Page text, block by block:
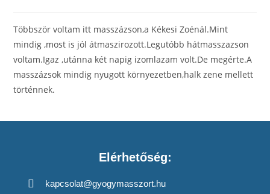
Többször voltam itt masszázson,a Kékesi Zoénál.Mint
mindig ,most is jól átmaszirozott.Legutóbb hátmasszazson
voltam.Igaz ,utánna két napig izomlazam volt.De megérte.A
masszázsok mindig nyugott környezetben,halk zene mellett
történnek.
Elérhetőség:
kapcsolat@gyogymasszort.hu